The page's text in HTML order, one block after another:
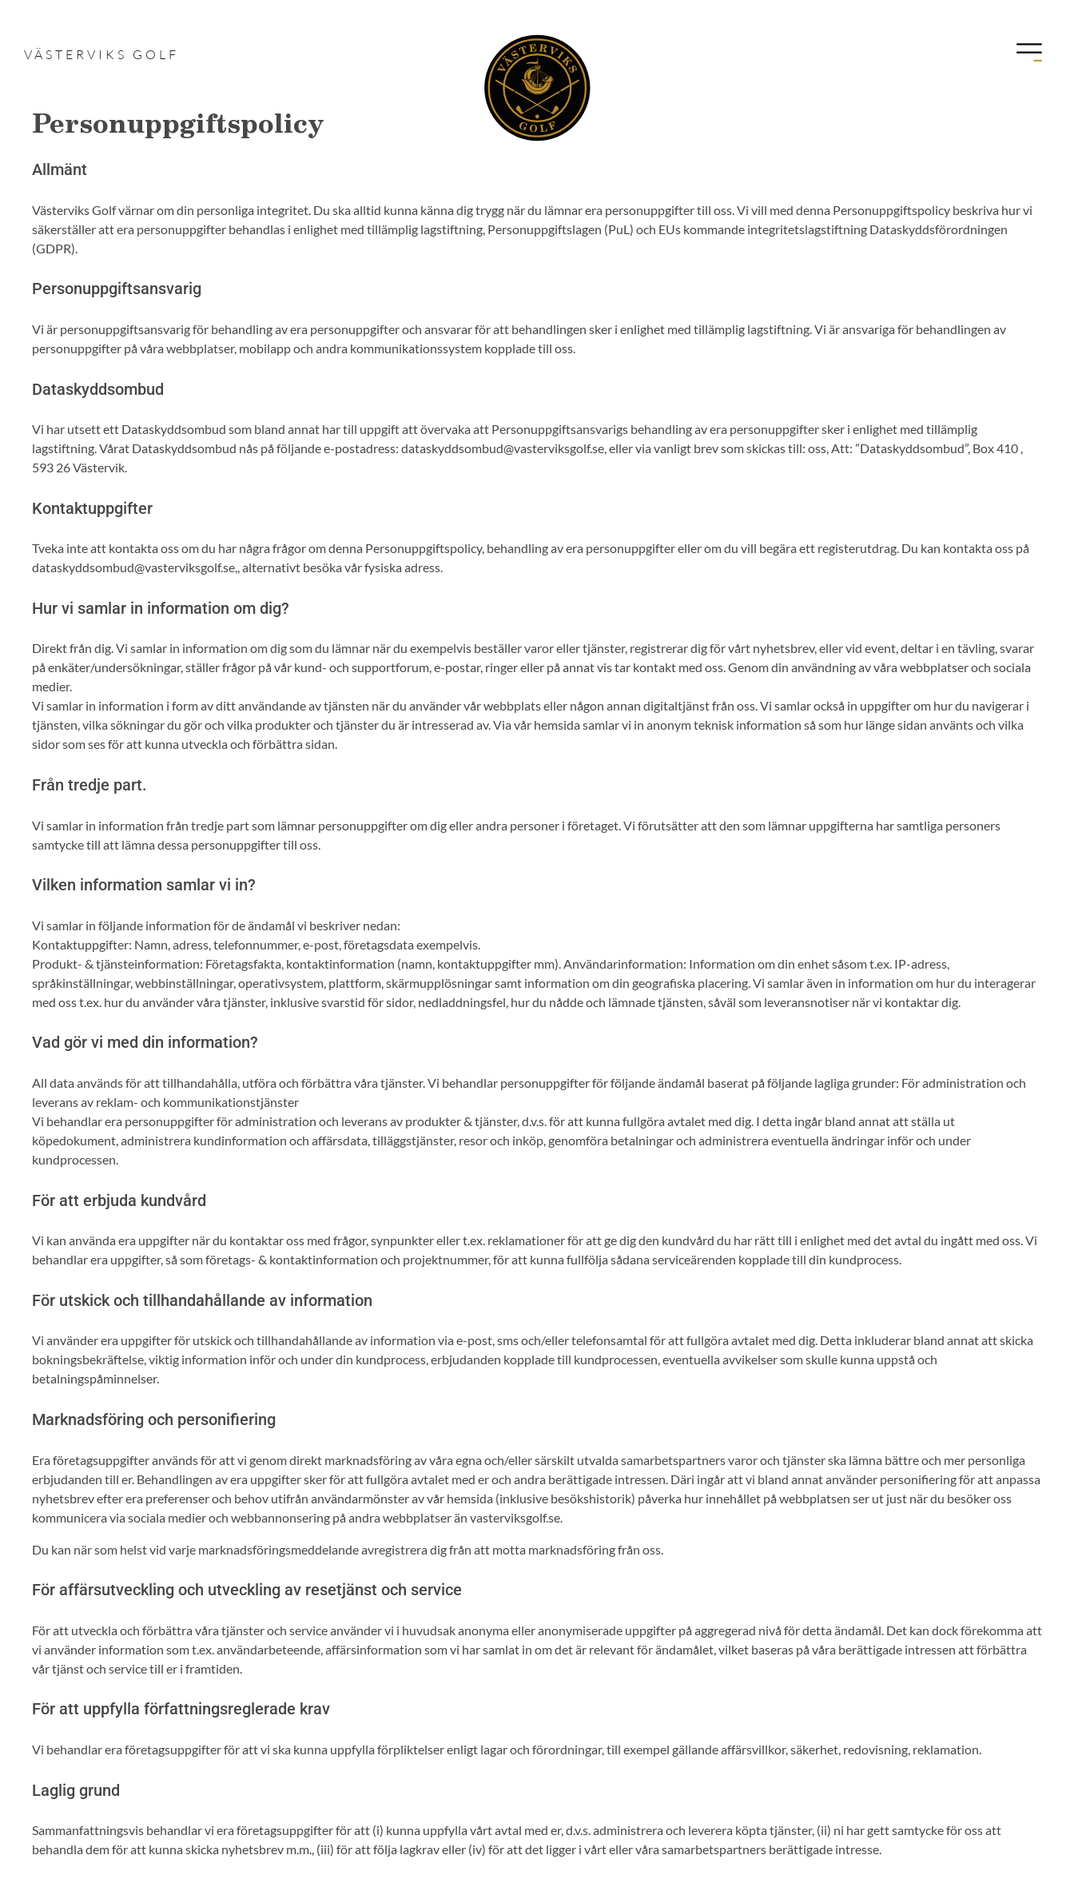
VÄSTERVIKS GOLF
Personuppgiftspolicy
Allmänt
Västerviks Golf värnar om din personliga integritet. Du ska alltid kunna känna dig trygg när du lämnar era personuppgifter till oss. Vi vill med denna Personuppgiftspolicy beskriva hur vi
säkerställer att era personuppgifter behandlas i enlighet med tillämplig lagstiftning, Personuppgiftslagen (PuL) och EUs kommande integritetslagstiftning Dataskyddsförordningen
(GDPR).
Personuppgiftsansvarig
Vi är personuppgiftsansvarig för behandling av era personuppgifter och ansvarar för att behandlingen sker i enlighet med tillämplig lagstiftning. Vi är ansvariga för behandlingen av
personuppgifter på våra webbplatser, mobilapp och andra kommunikationssystem kopplade till oss.
Dataskyddsombud
Vi har utsett ett Dataskyddsombud som bland annat har till uppgift att övervaka att Personuppgiftsansvarigs behandling av era personuppgifter sker i enlighet med tillämplig
lagstiftning. Vårat Dataskyddsombud nås på följande e-postadress: dataskyddsombud@vasterviksgolf.se, eller via vanligt brev som skickas till: oss, Att: ”Dataskyddsombud”, Box 410 ,
593 26 Västervik.
Kontaktuppgifter
Tveka inte att kontakta oss om du har några frågor om denna Personuppgiftspolicy, behandling av era personuppgifter eller om du vill begära ett registerutdrag. Du kan kontakta oss på
dataskyddsombud@vasterviksgolf.se,, alternativt besöka vår fysiska adress.
Hur vi samlar in information om dig?
Direkt från dig. Vi samlar in information om dig som du lämnar när du exempelvis beställer varor eller tjänster, registrerar dig för vårt nyhetsbrev, eller vid event, deltar i en tävling, svarar
på enkäter/undersökningar, ställer frågor på vår kund- och supportforum, e-postar, ringer eller på annat vis tar kontakt med oss. Genom din användning av våra webbplatser och sociala
medier.
Vi samlar in information i form av ditt användande av tjänsten när du använder vår webbplats eller någon annan digitaltjänst från oss. Vi samlar också in uppgifter om hur du navigerar i
tjänsten, vilka sökningar du gör och vilka produkter och tjänster du är intresserad av. Via vår hemsida samlar vi in anonym teknisk information så som hur länge sidan använts och vilka
sidor som ses för att kunna utveckla och förbättra sidan.
Från tredje part.
Vi samlar in information från tredje part som lämnar personuppgifter om dig eller andra personer i företaget. Vi förutsätter att den som lämnar uppgifterna har samtliga personers
samtycke till att lämna dessa personuppgifter till oss.
Vilken information samlar vi in?
Vi samlar in följande information för de ändamål vi beskriver nedan:
Kontaktuppgifter: Namn, adress, telefonnummer, e-post, företagsdata exempelvis.
Produkt- & tjänsteinformation: Företagsfakta, kontaktinformation (namn, kontaktuppgifter mm). Användarinformation: Information om din enhet såsom t.ex. IP-adress,
språkinställningar, webbinställningar, operativsystem, plattform, skärmupplösningar samt information om din geografiska placering. Vi samlar även in information om hur du interagerar
med oss t.ex. hur du använder våra tjänster, inklusive svarstid för sidor, nedladdningsfel, hur du nådde och lämnade tjänsten, såväl som leveransnotiser när vi kontaktar dig.
Vad gör vi med din information?
All data används för att tillhandahålla, utföra och förbättra våra tjänster. Vi behandlar personuppgifter för följande ändamål baserat på följande lagliga grunder: För administration och
leverans av reklam- och kommunikationstjänster
Vi behandlar era personuppgifter för administration och leverans av produkter & tjänster, d.v.s. för att kunna fullgöra avtalet med dig. I detta ingår bland annat att ställa ut
köpedokument, administrera kundinformation och affärsdata, tilläggstjänster, resor och inköp, genomföra betalningar och administrera eventuella ändringar inför och under
kundprocessen.
För att erbjuda kundvård
Vi kan använda era uppgifter när du kontaktar oss med frågor, synpunkter eller t.ex. reklamationer för att ge dig den kundvård du har rätt till i enlighet med det avtal du ingått med oss. Vi
behandlar era uppgifter, så som företags- & kontaktinformation och projektnummer, för att kunna fullfölja sådana serviceärenden kopplade till din kundprocess.
För utskick och tillhandahållande av information
Vi använder era uppgifter för utskick och tillhandahållande av information via e-post, sms och/eller telefonsamtal för att fullgöra avtalet med dig. Detta inkluderar bland annat att skicka
bokningsbekräftelse, viktig information inför och under din kundprocess, erbjudanden kopplade till kundprocessen, eventuella avvikelser som skulle kunna uppstå och
betalningspåminnelser.
Marknadsföring och personifiering
Era företagsuppgifter används för att vi genom direkt marknadsföring av våra egna och/eller särskilt utvalda samarbetspartners varor och tjänster ska lämna bättre och mer personliga
erbjudanden till er. Behandlingen av era uppgifter sker för att fullgöra avtalet med er och andra berättigade intressen. Däri ingår att vi bland annat använder personifiering för att anpassa
nyhetsbrev efter era preferenser och behov utifrån användarmönster av vår hemsida (inklusive besökshistorik) påverka hur innehållet på webbplatsen ser ut just när du besöker oss
kommunicera via sociala medier och webbannonsering på andra webbplatser än vasterviksgolf.se.
Du kan när som helst vid varje marknadsföringsmeddelande avregistrera dig från att motta marknadsföring från oss.
För affärsutveckling och utveckling av resetjänst och service
För att utveckla och förbättra våra tjänster och service använder vi i huvudsak anonyma eller anonymiserade uppgifter på aggregerad nivå för detta ändamål. Det kan dock förekomma att
vi använder information som t.ex. användarbeteende, affärsinformation som vi har samlat in om det är relevant för ändamålet, vilket baseras på våra berättigade intressen att förbättra
vår tjänst och service till er i framtiden.
För att uppfylla författningsreglerade krav
Vi behandlar era företagsuppgifter för att vi ska kunna uppfylla förpliktelser enligt lagar och förordningar, till exempel gällande affärsvillkor, säkerhet, redovisning, reklamation.
Laglig grund
Sammanfattningsvis behandlar vi era företagsuppgifter för att (i) kunna uppfylla vårt avtal med er, d.v.s. administrera och leverera köpta tjänster, (ii) ni har gett samtycke för oss att
behandla dem för att kunna skicka nyhetsbrev m.m., (iii) för att följa lagkrav eller (iv) för att det ligger i vårt eller våra samarbetspartners berättigade intresse.